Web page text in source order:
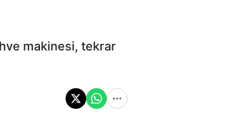
makinesi, tekrar